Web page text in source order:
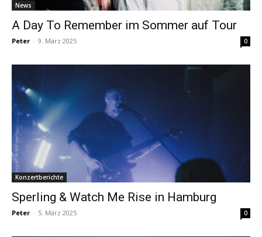
News
A Day To Remember im Sommer auf Tour
Peter - 9. März 2025 0
Konzertberichte
Sperling & Watch Me Rise in Hamburg
Peter - 5. März 2025 0